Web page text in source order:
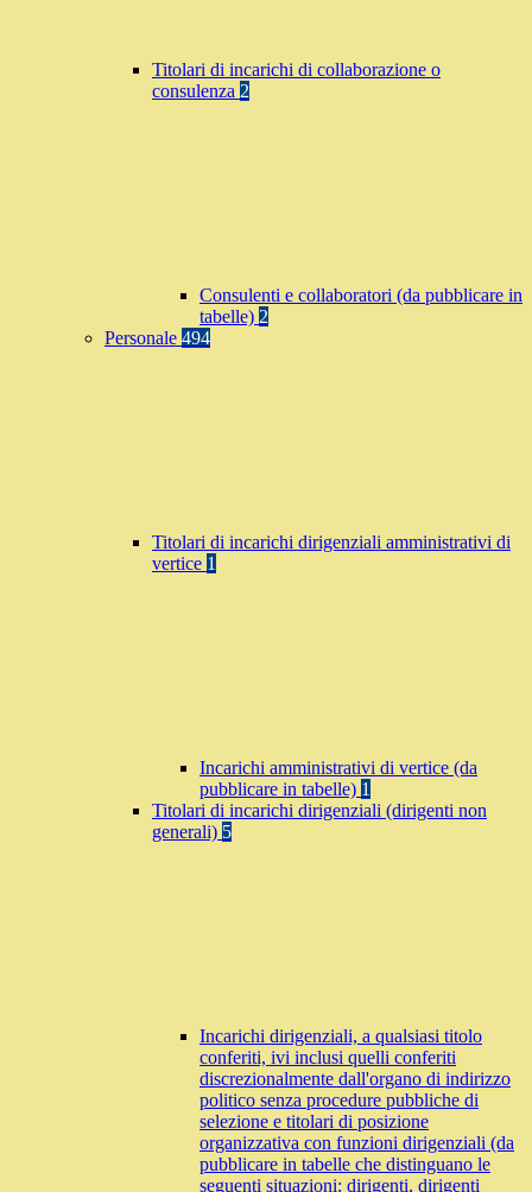
Titolari di incarichi di collaborazione o
consulenza 2
Consulenti e collaboratori (da pubblicare in
tabelle) 2
Personale 494
Titolari di incarichi dirigenziali amministrativi di
vertice 1
Incarichi amministrativi di vertice (da
pubblicare in tabelle) 1
Titolari di incarichi dirigenziali (dirigenti non
generali) 5
Incarichi dirigenziali, a qualsiasi titolo
conferiti, ivi inclusi quelli conferiti
discrezionalmente dall'organo di indirizzo
politico senza procedure pubbliche di
selezione e titolari di posizione
organizzativa con funzioni dirigenziali (da
pubblicare in tabelle che distinguano le
seguenti situazioni: dirigenti, dirigenti